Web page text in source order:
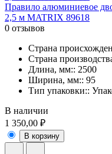
Правило алюминиевое
2,5 м MATRIX 89618
0 отзывов
Страна
Страна
Длина, мм:: 2500
Ширина, мм:: 95
Тип упаковки::
В наличии
1 350,00 ₽
В корзину